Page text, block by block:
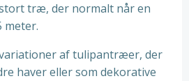
træ, der normalt når en
meter.
af tulipantræer, der
haver eller som dekorative